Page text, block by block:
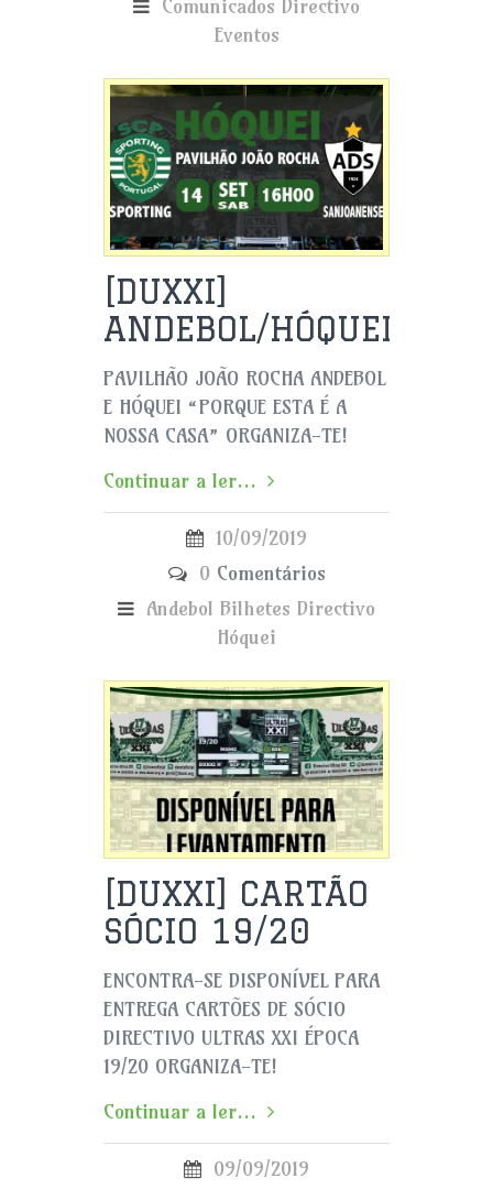
Comunicados Directivo
Eventos
[DUXXI]
ANDEBOL/HÓQUEI
PAVILHÃO JOÃO ROCHA ANDEBOL
E HÓQUEI “PORQUE ESTA É A
NOSSA CASA” ORGANIZA-TE!
Continuar a ler...
10/09/2019
0 Comentários
Andebol Bilhetes Directivo
Hóquei
[DUXXI] CARTÃO
SÓCIO 19/20
ENCONTRA-SE DISPONÍVEL PARA
ENTREGA CARTÕES DE SÓCIO
DIRECTIVO ULTRAS XXI ÉPOCA
19/20 ORGANIZA-TE!
Continuar a ler...
09/09/2019